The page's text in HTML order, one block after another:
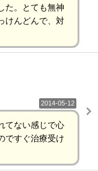
た。とても無神
けんどんで、対
2014-05-12
てない感じで心
ですぐ治療受け